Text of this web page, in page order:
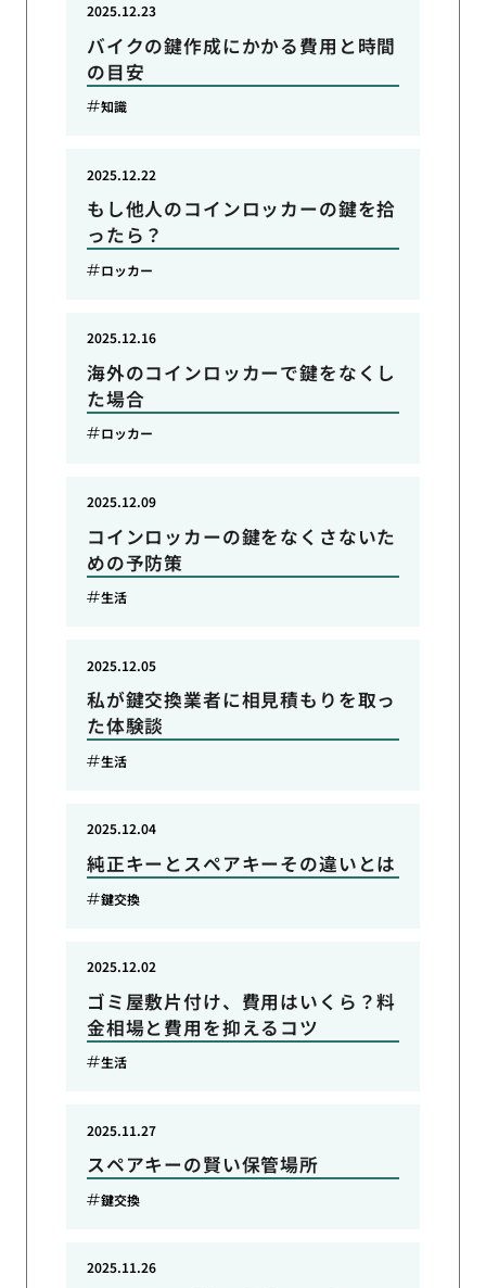
バイクの鍵作成にかかる費用と時間
の目安
2025.12.23
知識
もし他人のコインロッカーの鍵を拾
ったら？
2025.12.22
ロッカー
海外のコインロッカーで鍵をなくし
た場合
2025.12.16
ロッカー
コインロッカーの鍵をなくさないた
めの予防策
2025.12.09
生活
私が鍵交換業者に相見積もりを取っ
た体験談
2025.12.05
生活
純正キーとスペアキーその違いとは
2025.12.04
鍵交換
ゴミ屋敷片付け、費用はいくら？料
金相場と費用を抑えるコツ
2025.12.02
生活
スペアキーの賢い保管場所
2025.11.27
鍵交換
2025.11.26